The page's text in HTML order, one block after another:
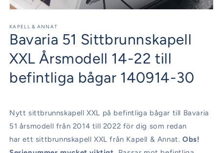
1
i
modalfönster
KAPELL & ANNAT
Bavaria 51 Sittbrunnskapell
XXL Årsmodell 14-22 till
befintliga bågar 140914-30
Nytt sittbrunnskapell XXL på befintliga bågar till Bavaria
51 årsmodell från 2014 till 2022 för dig som redan
har ett sittbrunnskapell XXL från Kapell & Annat.Obs!